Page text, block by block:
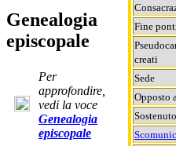
Fine
creati
Sede
Opposto a
Genealogia
episcopale
Per
approfondire,
vedi la voce
Genealogia
episcopale